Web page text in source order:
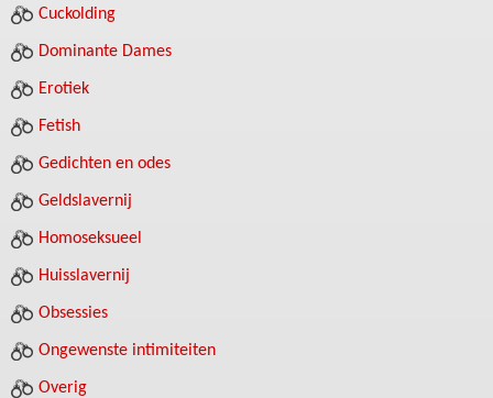
Cuckolding
Dominante Dames
Erotiek
Fetish
Gedichten en odes
Geldslavernij
Homoseksueel
Huisslavernij
Obsessies
Ongewenste intimiteiten
Overig